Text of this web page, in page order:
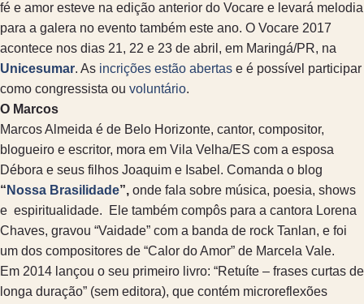
fé e amor esteve na edição anterior do Vocare e levará melodia
para a galera no evento também este ano. O Vocare 2017
acontece nos dias 21, 22 e 23 de abril, em Maringá/PR, na
Unicesumar. As incrições estão abertas e é possível participar
como congressista ou voluntário.
O Marcos
Marcos Almeida é de Belo Horizonte, cantor, compositor,
blogueiro e escritor, mora em Vila Velha/ES com a esposa
Débora e seus filhos Joaquim e Isabel. Comanda o blog
“ Nossa Brasilidade”, onde fala sobre música, poesia, shows
e espiritualidade. Ele também compôs para a cantora Lorena
Chaves, gravou “Vaidade” com a banda de rock Tanlan, e foi
um dos compositores de “Calor do Amor” de Marcela Vale.
Em 2014 lançou o seu primeiro livro: “Retuíte – frases curtas de
longa duração” (sem editora), que contém microreflexões